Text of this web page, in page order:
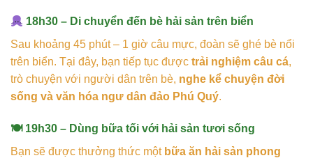
18h30 – Di chuyển đến bè hải sản trên biển
Sau khoảng 45 phút – 1 giờ câu mực, đoàn sẽ ghé bè nổi
trên biển. Tại đây, bạn tiếp tục được trải nghiệm câu cá,
trò chuyện với người dân trên bè, nghe kể chuyện đời
sống và văn hóa ngư dân đảo Phú Quý.
🍽 19h30 – Dùng bữa tối với hải sản tươi sống
Bạn sẽ được thưởng thức một bữa ăn hải sản phong